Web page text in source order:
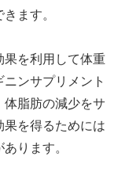
ます。
果を利用して体重
ンサプリメント
体脂肪の減少をサ
を得るためには
ります。